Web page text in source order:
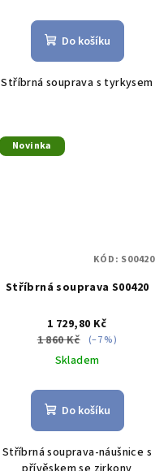
Do košíku
Stříbrná souprava s tyrkysem
Novinka
Stříbrná souprava S00420
1 729,80 Kč
1 860 Kč (–7 %)
Skladem
Do košíku
Stříbrná souprava-náušnice s
KÓD: S00420